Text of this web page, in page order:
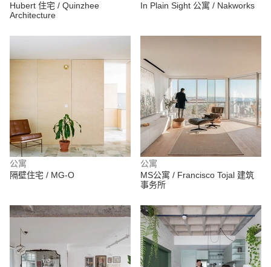
Hubert 住宅 / Quinzhee
Architecture
In Plain Sight 公寓 / Nakworks
公寓
隔壁住宅 / MG-O
公寓
MS公寓 / Francisco Tojal 建筑
事务所